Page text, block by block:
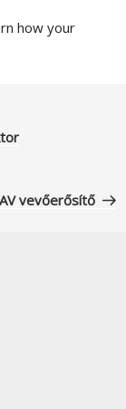
how your
vevőerősítő